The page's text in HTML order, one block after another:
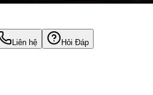
Liên hệ Hỏi Đáp